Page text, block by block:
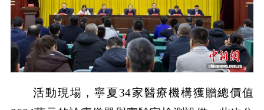
活動現場，寧夏34家醫療機構獲贈總價值